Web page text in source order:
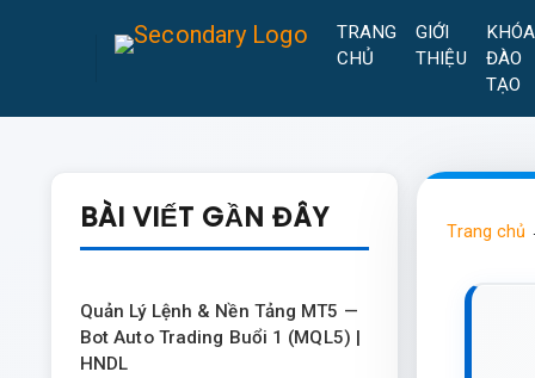
TRANG
CHỦ
GIỚI
THIỆU
KHÓA
ĐÀO
TẠO
BÀI VIẾT GẦN ĐÂY
Quản Lý Lệnh & Nền Tảng MT5 —
Bot Auto Trading Buổi 1 (MQL5) |
HNDL
Trang chủ